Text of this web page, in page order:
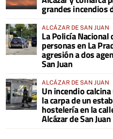
grandes incendios
ALCÁZAR DE SAN JUAN
La Policía Nacional
personas en La
agresión a dos
San Juan
ALCÁZAR DE SAN JUAN
Un incendio
la carpa de un
hostelería en la
Alcázar de San Juan